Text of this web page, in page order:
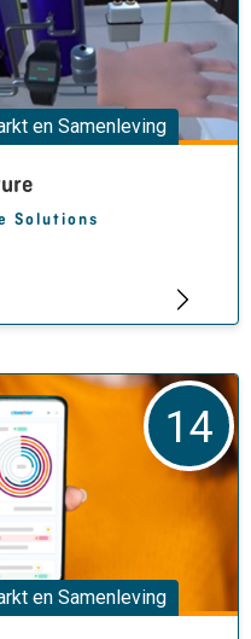
Solutions
en Samenleving
en Samenleving
14